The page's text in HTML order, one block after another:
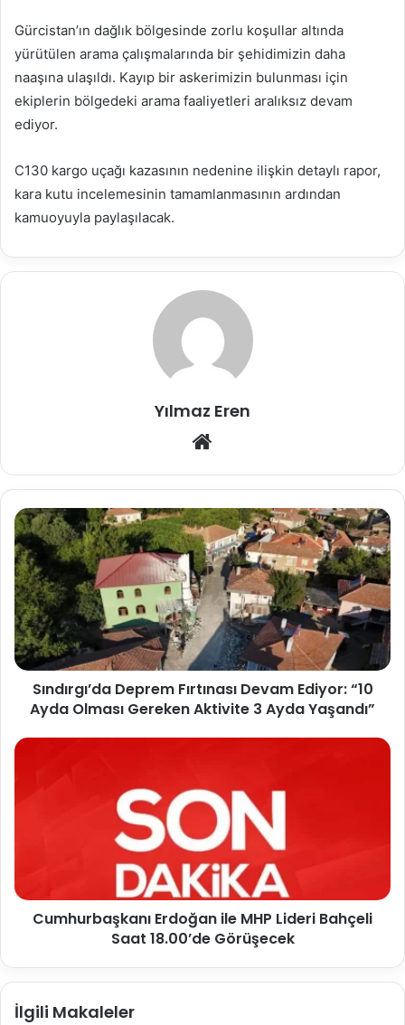
Gürcistan’ın dağlık bölgesinde zorlu koşullar altında
yürütülen arama çalışmalarında bir şehidimizin daha
naaşına ulaşıldı. Kayıp bir askerimizin bulunması için
ekiplerin bölgedeki arama faaliyetleri aralıksız devam
ediyor.
C130 kargo uçağı kazasının nedenine ilişkin detaylı rapor,
kara kutu incelemesinin tamamlanmasının ardından
kamuoyuyla paylaşılacak.
Yılmaz Eren
Sındırgı’da Deprem Fırtınası Devam Ediyor: “10
Ayda Olması Gereken Aktivite 3 Ayda Yaşandı”
Cumhurbaşkanı Erdoğan ile MHP Lideri Bahçeli
Saat 18.00’de Görüşecek
İlgili Makaleler